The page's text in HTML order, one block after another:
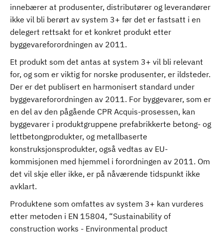
innebærer at produsenter, distributører og leverandører
ikke vil bli berørt av system 3+ før det er fastsatt i en
delegert rettsakt for et konkret produkt etter
byggevareforordningen av 2011.
Et produkt som det antas at system 3+ vil bli relevant
for, og som er viktig for norske produsenter, er ildsteder.
Der er det publisert en harmonisert standard under
byggevareforordningen av 2011. For byggevarer, som er
en del av den pågående CPR Acquis-prosessen, kan
byggevarer i produktgruppene prefabrikkerte betong- og
lettbetongprodukter, og metallbaserte
konstruksjonsprodukter, også vedtas av EU-
kommisjonen med hjemmel i forordningen av 2011. Om
det vil skje eller ikke, er på nåværende tidspunkt ikke
avklart.
Produktene som omfattes av system 3+ kan vurderes
etter metoden i EN 15804, “Sustainability of
construction works - Environmental product